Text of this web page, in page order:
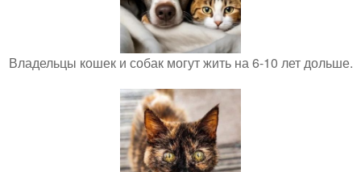
Владельцы кошек и собак могут жить на 6-10 лет дольше.